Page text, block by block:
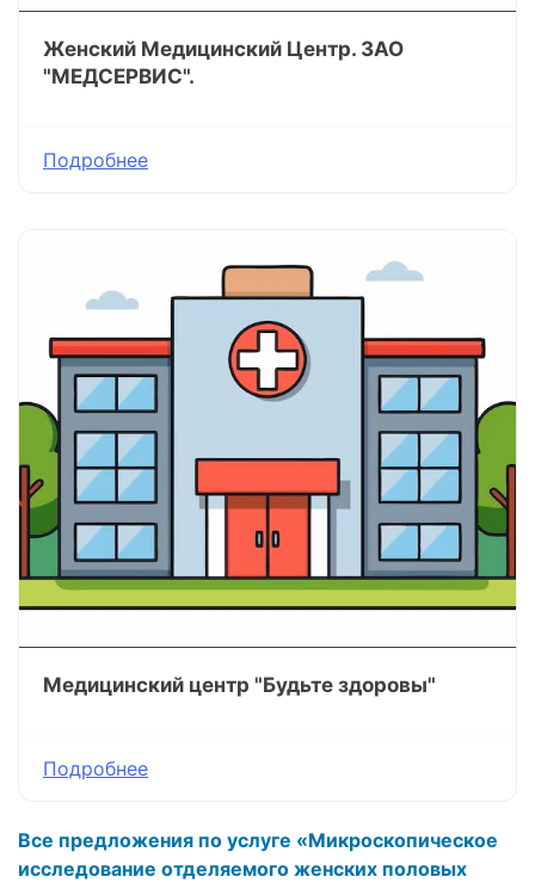
Женский Медицинский Центр. ЗАО
"МЕДСЕРВИС".
Подробнее
Медицинский центр "Будьте здоровы"
Подробнее
Все предложения по услуге «Микроскопическое
исследование отделяемого женских половых